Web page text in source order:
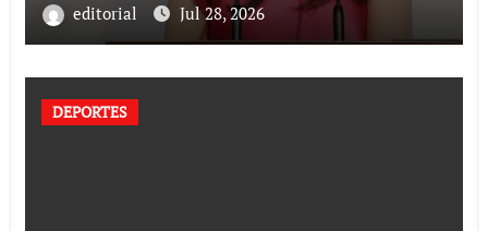
editorial Jul 28, 2026
DEPORTES